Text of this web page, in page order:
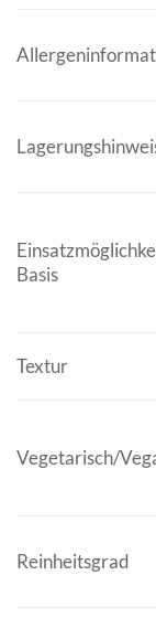
Basis
Textur
Vegetarisch/
Reinheitsgrad